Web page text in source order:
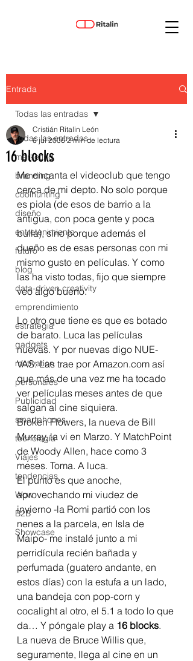
Entrada
Todas las entradas
marketing
branding
coolhunting
diseño
entretenimiento
futuro
blog
data-driven creativity
emprendimiento
estrategia
gadgets
motivation
personales
Publicidad
smartphones
tecnología
Viajes
tendencias
Wow
B2B
Showcase
Todas las entradas
16 blocks
Cristián Ritalin León
6 jul 2006 2 min de lectura
Me encanta el videoclub que tengo
cerca de mi depto. No solo porque
es piola (de esos de barrio a la
antigua, con poca gente y poca
bulla), sino porque además el
dueño es de esas personas con mi
mismo gusto en películas. Y como
las ha visto todas, fijo que siempre
veo algo bueno.
Lo otro que tiene es que es botado
de barato. Luca las películas
nuevas. Y por nuevas digo NUE-
VAS: Las trae por Amazon.com así
que más de una vez me ha tocado
ver películas meses antes de que
salgan al cine siquiera.
Broken Flowers, la nueva de Bill
Murray, la vi en Marzo. Y MatchPoint
de Woody Allen, hace como 3
meses. Toma. A luca.
El punto es que anoche,
aprovechando mi viudez de
invierno -la Romi partió con los
nenes a la parcela, en Isla de
Maipo- me instalé junto a mi
perridícula recién bañada y
perfumada (guatero andante, en
estos días) con la estufa a un lado,
una bandeja con pop-corn y
cocalight al otro, el 5.1 a todo lo que
da… Y póngale play a 16 blocks.
La nueva de Bruce Willis que,
seguramente, llega al cine en un